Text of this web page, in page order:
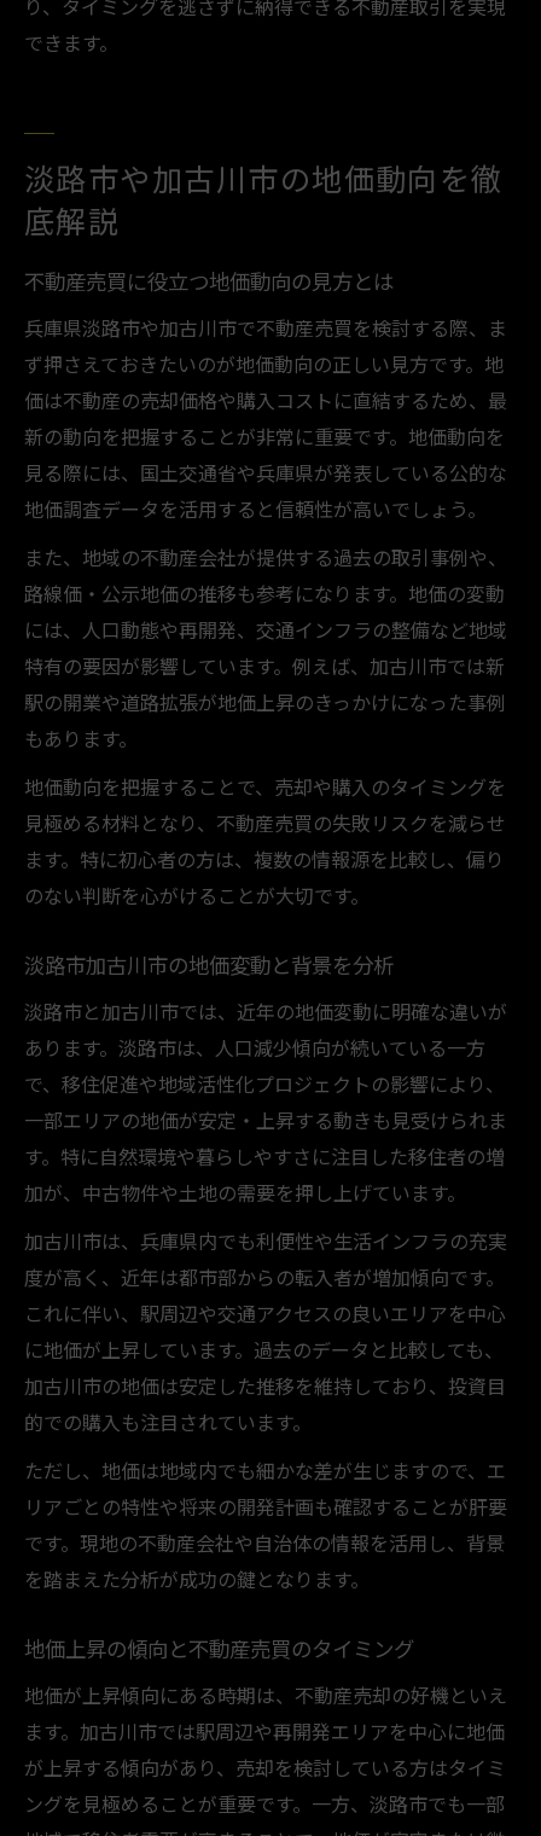
り、タイミングを逃さずに納得できる不動産取引を実現
できます。
淡路市や加古川市の地価動向を徹
底解説
不動産売買に役立つ地価動向の見方とは
兵庫県淡路市や加古川市で不動産売買を検討する際、ま
ず押さえておきたいのが地価動向の正しい見方です。地
価は不動産の売却価格や購入コストに直結するため、最
新の動向を把握することが非常に重要です。地価動向を
見る際には、国土交通省や兵庫県が発表している公的な
地価調査データを活用すると信頼性が高いでしょう。
また、地域の不動産会社が提供する過去の取引事例や、
路線価・公示地価の推移も参考になります。地価の変動
には、人口動態や再開発、交通インフラの整備など地域
特有の要因が影響しています。例えば、加古川市では新
駅の開業や道路拡張が地価上昇のきっかけになった事例
もあります。
地価動向を把握することで、売却や購入のタイミングを
見極める材料となり、不動産売買の失敗リスクを減らせ
ます。特に初心者の方は、複数の情報源を比較し、偏り
のない判断を心がけることが大切です。
淡路市加古川市の地価変動と背景を分析
淡路市と加古川市では、近年の地価変動に明確な違いが
あります。淡路市は、人口減少傾向が続いている一方
で、移住促進や地域活性化プロジェクトの影響により、
一部エリアの地価が安定・上昇する動きも見受けられま
す。特に自然環境や暮らしやすさに注目した移住者の増
加が、中古物件や土地の需要を押し上げています。
加古川市は、兵庫県内でも利便性や生活インフラの充実
度が高く、近年は都市部からの転入者が増加傾向です。
これに伴い、駅周辺や交通アクセスの良いエリアを中心
に地価が上昇しています。過去のデータと比較しても、
加古川市の地価は安定した推移を維持しており、投資目
的での購入も注目されています。
ただし、地価は地域内でも細かな差が生じますので、エ
リアごとの特性や将来の開発計画も確認することが肝要
です。現地の不動産会社や自治体の情報を活用し、背景
を踏まえた分析が成功の鍵となります。
地価上昇の傾向と不動産売買のタイミング
地価が上昇傾向にある時期は、不動産売却の好機といえ
ます。加古川市では駅周辺や再開発エリアを中心に地価
が上昇する傾向があり、売却を検討している方はタイミ
ングを見極めることが重要です。一方、淡路市でも一部